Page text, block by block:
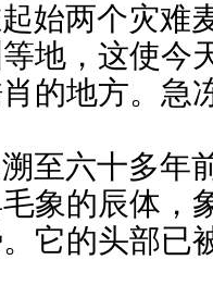
始两个灾难
地，这使今
的地方。急
至六十多年
象的辰体，
它的头部已